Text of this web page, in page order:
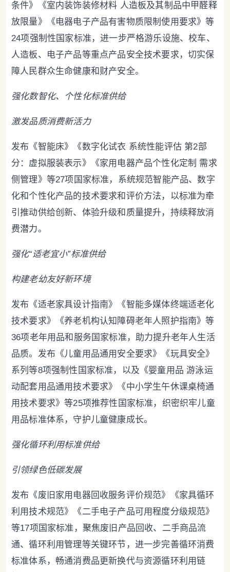
条件》《室内装饰装修材料 人造板及其制品中甲醛释
放限量》《电器电子产品有害物质限制使用要求》等
24项强制性国家标准，进一步严格游乐设施、校车、
人造板、电子产品等重点产品安全技术要求，切实保
障人民群众生命健康和财产安全。
强化数智化、个性化标准供给
激发品质消费新活力
发布《智能床》《数字化试衣 系统性能评估 第2部
分：虚拟服装表示》《家用电器产品个性化定制 需求
侧管理》等27项国家标准，系统规范智能产品、数字
化和个性化产品的技术要求和评价方法，以标准为牵
引推动供给创新、体验升级和质量提升，持续释放消
费潜力。
强化“适老宜小”标准供给
构建老幼友好新环境
发布《适老家具设计指南》《智能多媒体终端适老化
技术要求》《养老机构认知障碍老年人照护指南》等
36项老年用品和服务国家标准，助力提升老年人生活
品质。发布《儿童用品通用安全要求》《玩具安全》
系列等8项强制性国家标准，以及《婴童用品 游泳运
动配套用品通用技术要求》《中小学生午休课桌椅通
用技术要求》等25项推荐性国家标准，织密织牢儿童
用品标准体系，守护儿童健康成长。
强化循环利用标准供给
引领绿色低碳发展
发布《废旧家用电器回收服务评价规范》《家具循环
利用技术规范》《二手电子产品可用程度分级规范》
等17项国家标准，聚焦废旧产品回收、二手商品流
通、循环利用管理等关键环节，进一步完善循环消费
标准体系，畅通消费品更新换代与资源循环利用链